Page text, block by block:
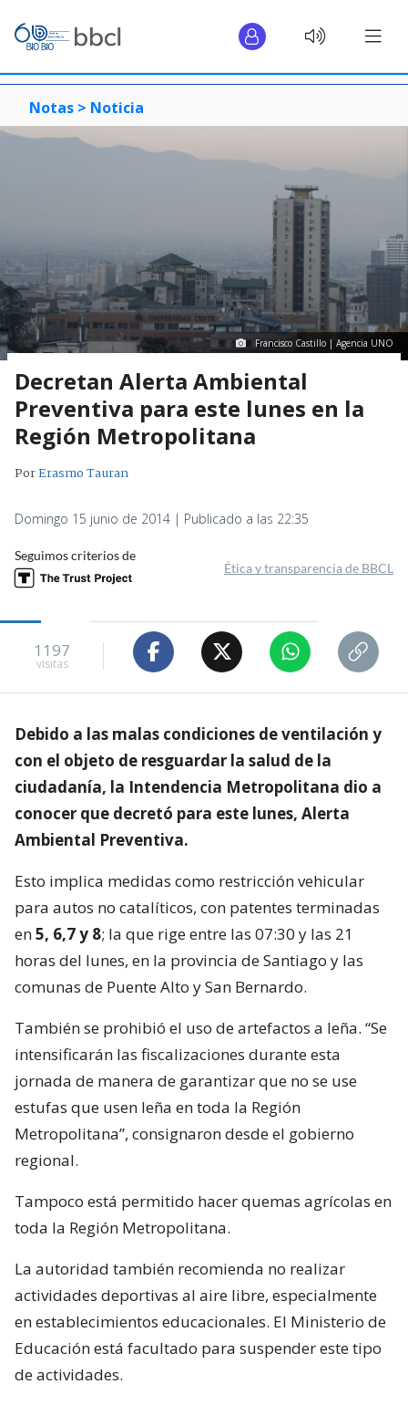
Notas > Noticia
Francisco Castillo | Agencia UNO
Decretan Alerta Ambiental
Preventiva para este lunes en la
Región Metropolitana
PorErasmo Tauran
Domingo 15 junio de 2014 | Publicado a las 22:35
Seguimos criterios de
Ética y transparencia de BBCL
1197
visitas
Debido a las malas condiciones de ventilación y
con el objeto de resguardar la salud de la
ciudadanía, la Intendencia Metropolitana dio a
conocer que decretó para este lunes, Alerta
Ambiental Preventiva.
Esto implica medidas como restricción vehicular
para autos no catalíticos, con patentes terminadas
en5, 6,7 y 8; la que rige entre las 07:30 y las 21
horas del lunes, en la provincia de Santiago y las
comunas de Puente Alto y San Bernardo.
También se prohibió el uso de artefactos a leña. “Se
intensificarán las fiscalizaciones durante esta
jornada de manera de garantizar que no se use
estufas que usen leña en toda la Región
Metropolitana”, consignaron desde el gobierno
regional.
Tampoco está permitido hacer quemas agrícolas en
toda la Región Metropolitana.
La autoridad también recomienda no realizar
actividades deportivas al aire libre, especialmente
en establecimientos educacionales. El Ministerio de
Educación está facultado para suspender este tipo
de actividades.